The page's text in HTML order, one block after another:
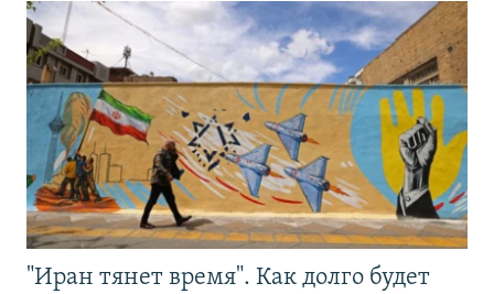
"Иран тянет время". Как долго будет